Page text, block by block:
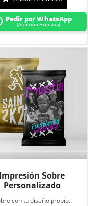
Pedir por WhatsApp
(Atención Humana)
Impresión Sobre
Personalizado
con tu diseño propio.